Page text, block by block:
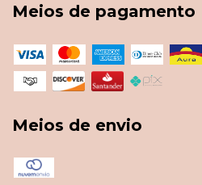
Meios de pagamento
Meios de envio